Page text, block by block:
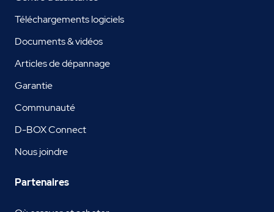
Téléchargements logiciels
Documents & vidéos
Articles de dépannage
Garantie
Communauté
D-BOX Connect
Nous joindre
Partenaires